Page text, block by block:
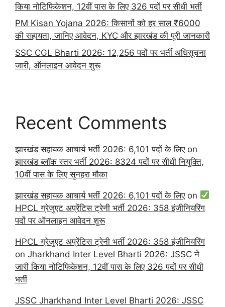
किया नोटिफिकेशन, 12वीं पास के लिए 326 पदों पर सीधी भर्ती
PM Kisan Yojana 2026: किसानों को हर साल ₹6000
की सहायता, जानिए आवेदन, KYC और झारखंड की पूरी जानकारी
SSC CGL Bharti 2026: 12,256 पदों पर भर्ती अधिसूचना
जारी, ऑनलाइन आवेदन शुरू
Recent Comments
झारखंड सहायक आचार्य भर्ती 2026: 6,101 पदों के लिएon
झारखंड ब्लॉक स्तर भर्ती 2026: 8324 पदों पर सीधी नियुक्ति,
10वीं पास के लिए सुनहरा मौका
झारखंड सहायक आचार्य भर्ती 2026: 6,101 पदों के लिएon
HPCL ग्रेजुएट अप्रेंटिस ट्रेनी भर्ती 2026: 358 इंजीनियरिंग
पदों पर ऑनलाइन आवेदन शुरू
HPCL ग्रेजुएट अप्रेंटिस ट्रेनी भर्ती 2026: 358 इंजीनियरिंग
on Jharkhand Inter Level Bharti 2026: JSSC ने
जारी किया नोटिफिकेशन, 12वीं पास के लिए 326 पदों पर सीधी
भर्ती
JSSC Jharkhand Inter Level Bharti 2026: JSSC